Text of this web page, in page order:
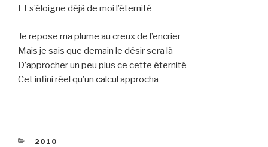
Et s’éloigne déjà de moi l’éternité
Je repose ma plume au creux de l’encrier
Mais je sais que demain le désir sera là
D’approcher un peu plus ce cette éternité
Cet infini réel qu’un calcul approcha
CATEGORIES
2010